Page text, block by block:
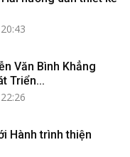
Văn Bình Khẳng
Triển...
Hành trình thiện